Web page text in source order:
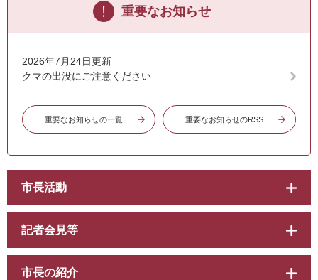
重要なお知らせ
2026年7月24日更新
クマの出没にご注意ください
重要なお知らせの一覧 重要なお知らせのRSS
市長活動
記者会見等
市長の紹介